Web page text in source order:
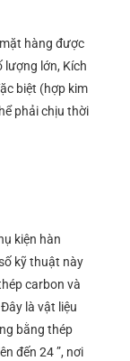
hàng được
lượng lớn, Kích
biệt (hợp kim
phải chịu thời
kiện hàn
kỹ thuật này
carbon và
là vật liệu
bằng thép
đến 24 ”, nơi